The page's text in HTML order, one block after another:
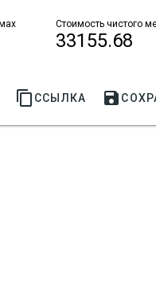
Стоимость чистого
33155.68
 ССЫЛКА 